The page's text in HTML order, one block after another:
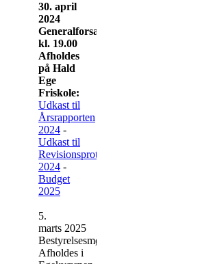
30. april
2024
Generalforsamling
kl. 19.00
Afholdes
på Hald
Ege
Friskole:
Udkast til
Årsrapporten
2024 -
Udkast til
Revisionsprotokollatet
2024 -
Budget
2025
5.
marts 2025
Bestyrelsesmøde
Afholdes i